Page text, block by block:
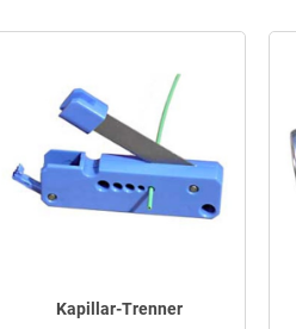
Kapillar-Trenner